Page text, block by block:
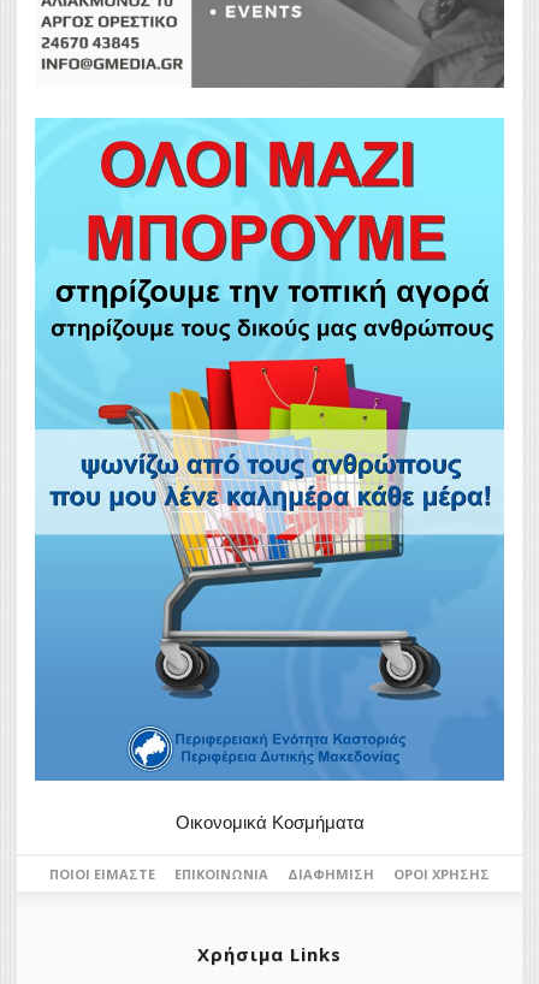
Οικονομικά Κοσμήματα
ΠΟΙΟΙ ΕΊΜΑΣΤΕ ΕΠΙΚΟΙΝΩΝΊΑ ΔΙΑΦΉΜΙΣΗ ΌΡΟΙ ΧΡΉΣΗΣ
Χρήσιμα Links